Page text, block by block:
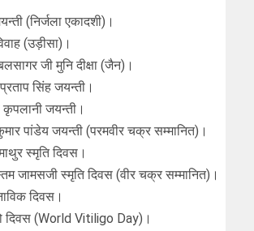
(निर्जला एकादशी)।
(उड़ीसा)।
जी मुनि दीक्षा (जैन)।
सिंह जयन्ती।
जयन्ती।
पांडेय जयन्ती (परमवीर चक्र सम्मानित)।
स्मृति दिवस।
जामसजी स्मृति दिवस (वीर चक्र सम्मानित)।
दिवस।
दिवस (World Vitiligo Day)।